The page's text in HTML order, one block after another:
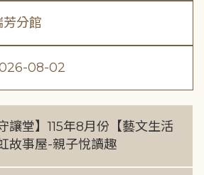
芳分館
08-02
讓堂】115年8月份【藝文生活
故事屋-親子悅讀趣